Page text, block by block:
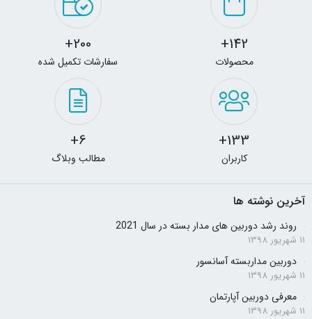
142+
محصولات
200+
سفارشات تکمیل شده
133+
کاربران
6+
مطالب وبلاگ
آخرین نوشته ها
روند رشد دوربین های مدار بسته در سال 2021
11 شهریور 1398
دوربین مداربسته آسانسور
11 شهریور 1398
معرفی دوربین آپارتمان
11 شهریور 1398